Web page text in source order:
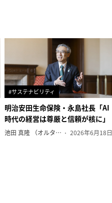
#サステナビリティ
明治安田生命保険・永島社長「AI
時代の経営は尊厳と信頼が核に」
池田 真隆 （オルタナ輪番編集長） 2026年6月18日